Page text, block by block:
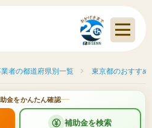
者の都道府県別一覧 東京都のおすす
金をかんたん確認
補助金を検索